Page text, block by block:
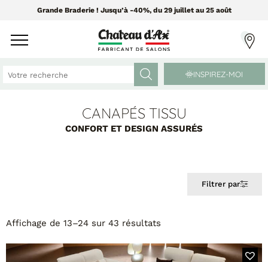
Grande Braderie ! Jusqu’à -40%, du 29 juillet au 25 août
CANAPÉS ET FAUTEUILS
Canapés tissu
MEUBLES ET DÉCO
Luminaires
Objets déco
Tableaux
INSPIREZ-MOI
CANAPÉS TISSU
CONFORT ET DESIGN ASSURÉS
Filtrer par
Affichage de 13–24 sur 43 résultats